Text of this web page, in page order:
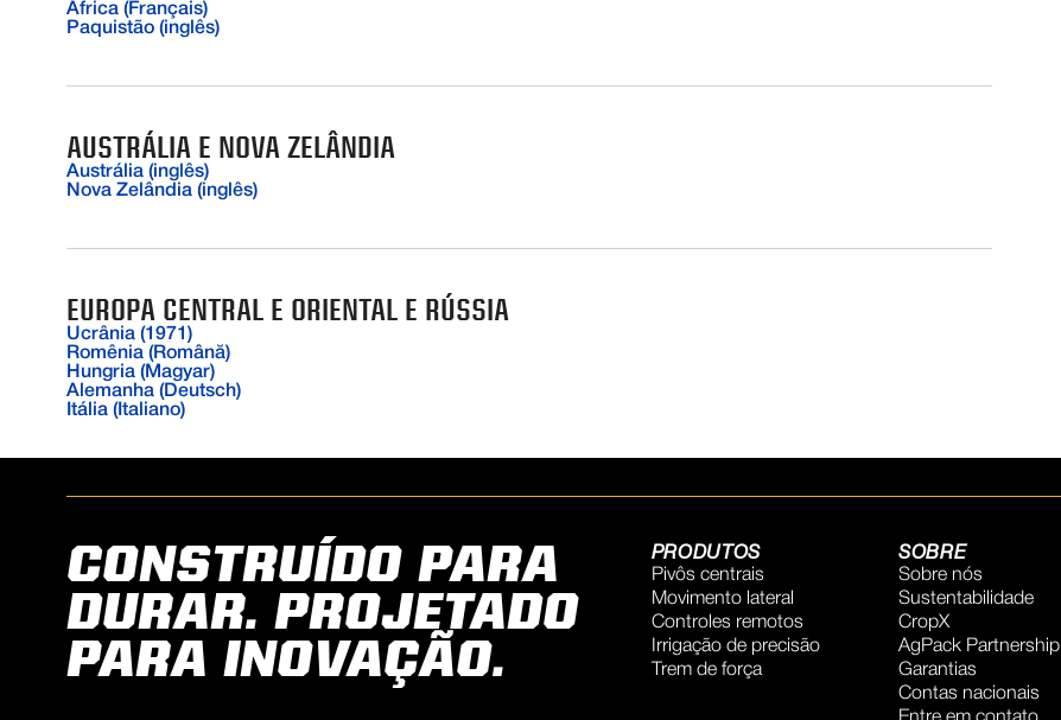
África (Français)
Paquistão (inglês)
AUSTRÁLIA E NOVA ZELÂNDIA
Austrália (inglês)
Nova Zelândia (inglês)
EUROPA CENTRAL E ORIENTAL E RÚSSIA
Ucrânia (1971)
Romênia (Română)
Hungria (Magyar)
Alemanha (Deutsch)
Itália (Italiano)
CONSTRUÍDO PARA
DURAR. PROJETADO
PARA INOVAÇÃO.
PRODUTOS
Pivôs centrais
Movimento lateral
Controles remotos
Irrigação de precisão
Trem de força
SOBRE
Sobre nós
Sustentabilidade
CropX
AgPack Partnership
Garantias
Contas nacionais